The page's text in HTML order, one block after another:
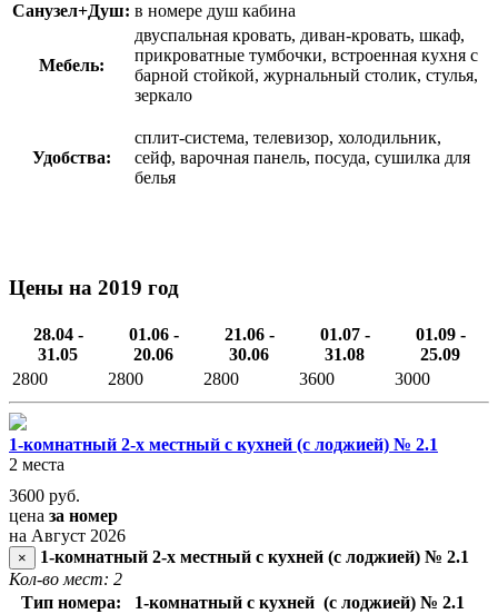
Санузел+Душ: в номере душ кабина
Мебель:
двуспальная кровать, диван-кровать, шкаф,
прикроватные тумбочки, встроенная кухня с
барной стойкой, журнальный столик, стулья,
зеркало
Удобства:
сплит-система, телевизор, холодильник,
сейф, варочная панель, посуда, сушилка для
белья
Цены на 2019 год
28.04 -
31.05
01.06 -
20.06
21.06 -
30.06
01.07 -
31.08
01.09 -
25.09
2800
2800 2800 3600 3000
1-комнатный 2-х местный с кухней (с лоджией) № 2.1
2 места
3600 руб.
цена за номер
на Август 2026
×
1-комнатный 2-х местный с кухней (с лоджией) № 2.1
Кол-во мест: 2
Тип номера:
1-комнатный с кухней (с лоджией) № 2.1